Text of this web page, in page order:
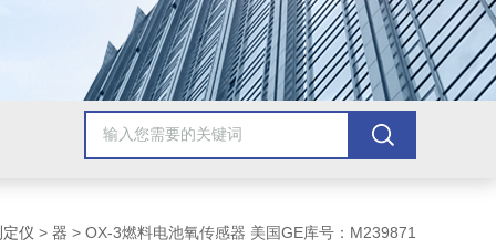
定仪 > 器 > OX-3燃料电池氧传感器 美国GE库号：M239871